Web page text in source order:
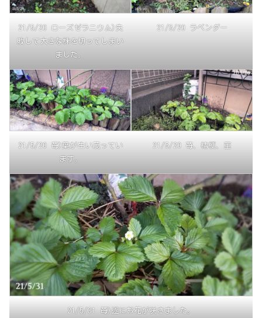
21/5/20 ローズゼラニウム)失
敗して大きな株を切ってしまい
ました。
21/5/20 ラベンダー
21/5/20 苺)葉が生い茂ってい
ます。
21/5/20 苺、桔梗、菫
21/5/31 苺)遂にお花が咲きました。